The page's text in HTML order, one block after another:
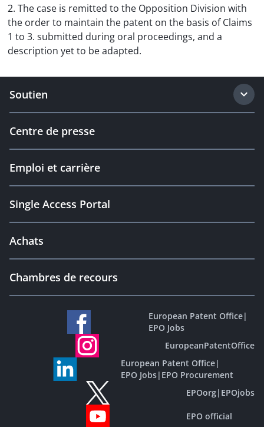
2. The case is remitted to the Opposition Division with
the order to maintain the patent on the basis of Claims
1 to 3. submitted during oral proceedings, and a
description yet to be adapted.
Soutien
Centre de presse
Emploi et carrière
Single Access Portal
Achats
Chambres de recours
European Patent Office|
EPO Jobs
EuropeanPatentOffice
European Patent Office|
EPO Jobs| EPO Procurement
EPOorg| EPOjobs
EPO official